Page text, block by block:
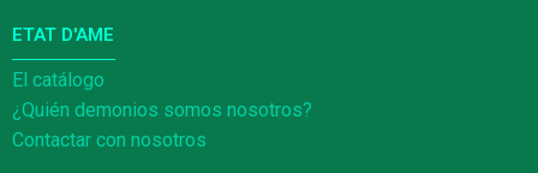
El catálogo
¿Quién demonios somos nosotros?
Contactar con nosotros
ETAT D'AME